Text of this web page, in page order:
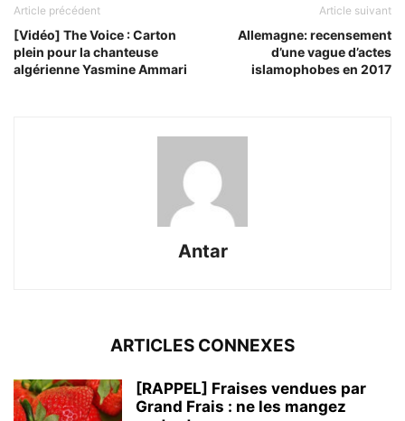
Article précédent
[Vidéo] The Voice : Carton
plein pour la chanteuse
algérienne Yasmine Ammari
Article suivant
Allemagne: recensement
d’une vague d’actes
islamophobes en 2017
Antar
ARTICLES CONNEXES
[RAPPEL] Fraises vendues par
Grand Frais : ne les mangez